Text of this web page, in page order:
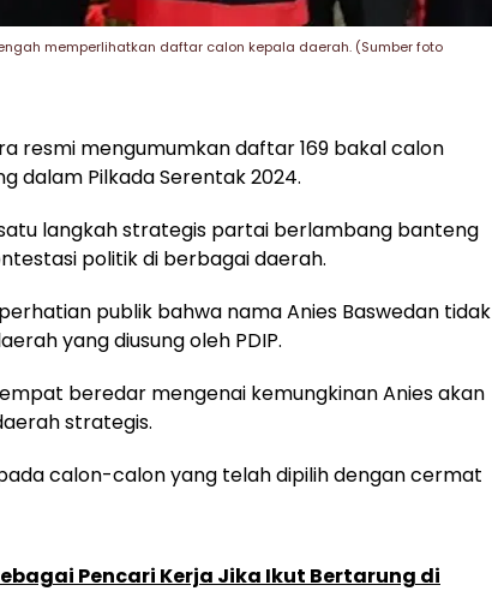
memperlihatkan daftar calon kepala daerah. (Sumber foto
resmi mengumumkan daftar 169 bakal calon
dalam Pilkada Serentak 2024.
langkah strategis partai berlambang banteng
politik di berbagai daerah.
publik bahwa nama Anies Baswedan tidak
yang diusung oleh PDIP.
beredar mengenai kemungkinan Anies akan
strategis.
calon-calon yang telah dipilih dengan cermat
Pencari Kerja Jika Ikut Bertarung di